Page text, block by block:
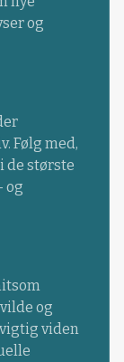
og
Følg med,
de største
og
og
viden